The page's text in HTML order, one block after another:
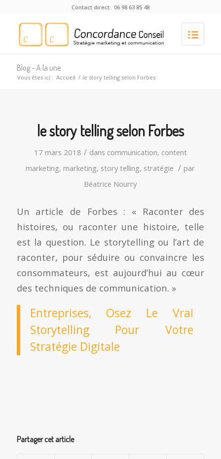
Contact direct : 06 98 63 85 48
Blog - A la une
Vous êtes ici : Accueil / le story telling selon Forbes
le story telling selon Forbes
17 mars 2018 / dans communication, content
marketing,marketing, story telling, stratégie / par
Béatrice Nourry
Un article de Forbes : « Raconter des
histoires, ou raconter une histoire, telle
est la question. Le storytelling ou l’art de
raconter, pour séduire ou convaincre les
consommateurs, est aujourd’hui au cœur
des techniques de communication. »
Entreprises, Osez Le Vrai
Storytelling Pour Votre
Stratégie Digitale
Partager cet article